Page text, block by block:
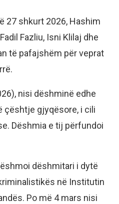
27 shkurt 2026, Hashim
Fazliu, Isni Klilaj dhe
të pafajshëm për veprat
nisi dëshminë edhe
çështje gjyqësore, i cili
Dëshmia e tij përfundoi
dëshmitari i dytë
në Institutin
Po më 4 mars nisi